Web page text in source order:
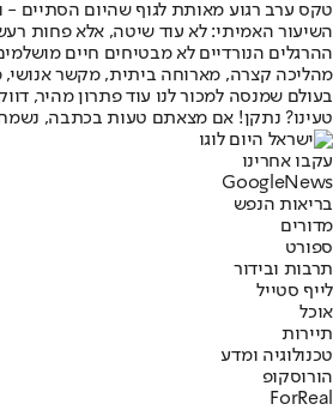
טקס ערב רגוע מאותת לגוף שהיום הסתיים -
השיעור האמיתי: לא עוד שיטה, אלא פחות
ההרגלים הנורדיים לא מבטיחים חיים
מהליכה קצרה, מארוחה ביתית, מקשר אנושי,
בעולם שמנסה למכור לנו עוד פתרון מהיר,
טעינו? נתקן! אם מצאתם טעות בכתבה,
עקבו אחרינו
Googl eNews
בריאות הנפש
מדורים
ספורט
תרבות ובידור
לייף סטייל
אוכל
תיירות
טכנולוגיה ומדע
הורוסקופ
ForReal